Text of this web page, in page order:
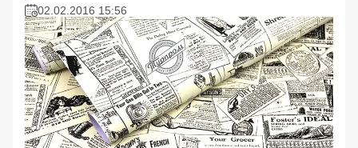
02.02.2016 15:56